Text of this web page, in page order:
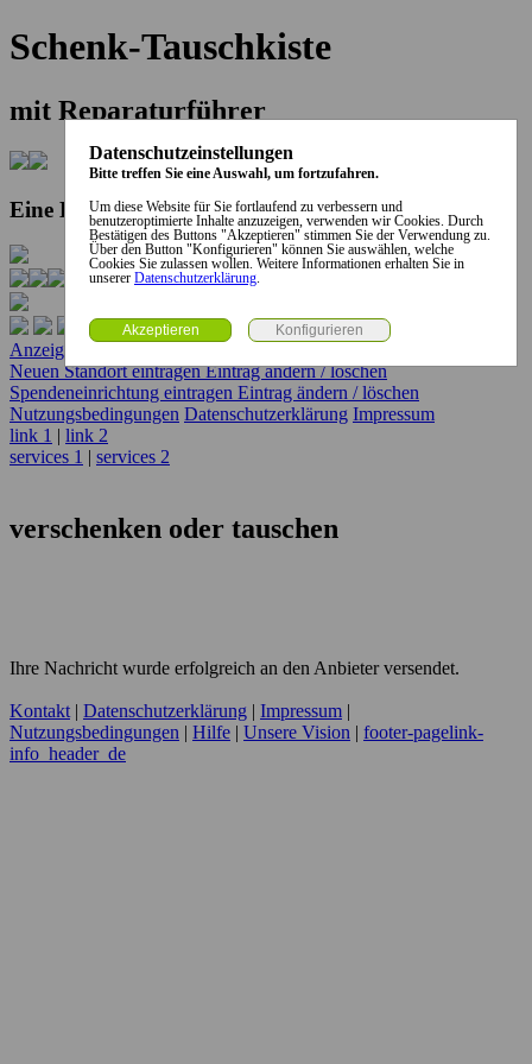
Schenk-Tauschkiste
mit Reparaturführer
Eine Kooperation der Stadt und des Landkreises...
Anzeige erstellen
Neuen Standort eintragenEintrag ändern / löschen
Spendeneinrichtung eintragen Eintrag ändern / löschen
Nutzungsbedingungen Datenschutzerklärung Impressum
link 1 | link 2
services 1 | services 2
verschenken oder tauschen
Ihre Nachricht wurde erfolgreich an den Anbieter versendet.
Kontakt| Datenschutzerklärung Impressum
Nutzungsbedingungen
Hilfe Unsere Vision
footer-pagelink-
info_header_de
Datenschutzeinstellungen
Bitte treffen Sie eine Auswahl, um fortzufahren.
Um diese Website für Sie fortlaufend zu verbessern und
benutzeroptimierte Inhalte anzuzeigen, verwenden wir Cookies. Durch
Bestätigen des Buttons "Akzeptieren" stimmen Sie der Verwendung zu.
Über den Button "Konfigurieren" können Sie auswählen, welche
Cookies Sie zulassen wollen. Weitere Informationen erhalten Sie in
unserer Datenschutzerklärung.